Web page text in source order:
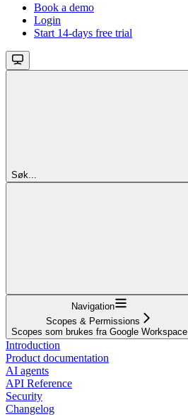
Book a demo
Login
Start 14-days free trial
Søk...
Navigation
Scopes & Permissions
Scopes som brukes fra Google Workspace
Introduction
Product documentation
AI agents
API Reference
Security
Changelog